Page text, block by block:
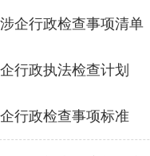
企行政检查事项清单
行政执法检查计划
行政检查事项标准